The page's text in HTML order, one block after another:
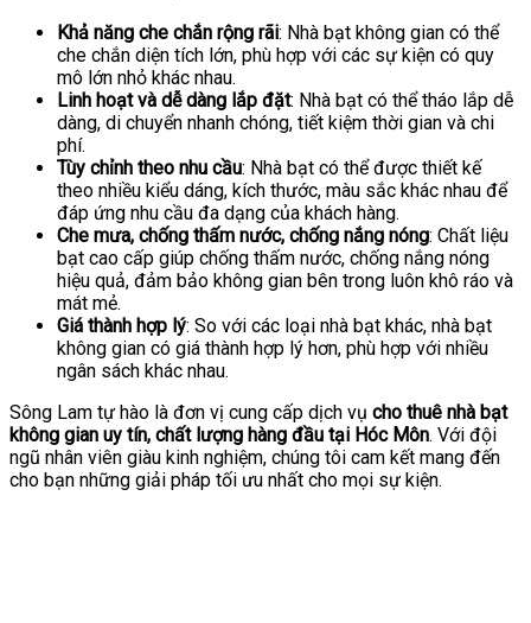
Khả năng che chắn rộng rãi: Nhà bạt không gian có thể
che chắn diện tích lớn, phù hợp với các sự kiện có quy
mô lớn nhỏ khác nhau.
Linh hoạt và dễ dàng lắp đặt: Nhà bạt có thể tháo lắp dễ
dàng, di chuyển nhanh chóng, tiết kiệm thời gian và chi
phí.
Tùy chỉnh theo nhu cầu: Nhà bạt có thể được thiết kế
theo nhiều kiểu dáng, kích thước, màu sắc khác nhau để
đáp ứng nhu cầu đa dạng của khách hàng.
Che mưa, chống thấm nước, chống nắng nóng: Chất liệu
bạt cao cấp giúp chống thấm nước, chống nắng nóng
hiệu quả, đảm bảo không gian bên trong luôn khô ráo và
mát mẻ.
Giá thành hợp lý: So với các loại nhà bạt khác, nhà bạt
không gian có giá thành hợp lý hơn, phù hợp với nhiều
ngân sách khác nhau.
Sông Lam tự hào là đơn vị cung cấp dịch vụ cho thuê nhà bạt
không gian uy tín, chất lượng hàng đầu tại Hóc Môn. Với đội
ngũ nhân viên giàu kinh nghiệm, chúng tôi cam kết mang đến
cho bạn những giải pháp tối ưu nhất cho mọi sự kiện.